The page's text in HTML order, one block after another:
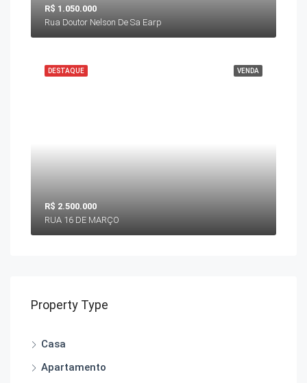
R$ 1.050.000
Rua Doutor Nelson De Sa Earp
VENDA
DESTAQUE
R$ 2.500.000
RUA 16 DE MARÇO
Property Type
Casa
Apartamento